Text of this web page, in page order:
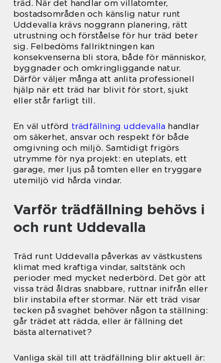
träd. När det handlar om villatomter,
bostadsområden och känslig natur runt
Uddevalla krävs noggrann planering, rätt
utrustning och förståelse för hur träd beter
sig. Felbedöms fallriktningen kan
konsekvenserna bli stora, både för människor,
byggnader och omkringliggande natur.
Därför väljer många att anlita professionell
hjälp när ett träd har blivit för stort, sjukt
eller står farligt till.
En väl utförd trädfällning uddevalla handlar
om säkerhet, ansvar och respekt för både
omgivning och miljö. Samtidigt frigörs
utrymme för nya projekt: en uteplats, ett
garage, mer ljus på tomten eller en tryggare
utemiljö vid hårda vindar.
Varför trädfällning behövs i
och runt Uddevalla
Träd runt Uddevalla påverkas av västkustens
klimat med kraftiga vindar, saltstänk och
perioder med mycket nederbörd. Det gör att
vissa träd åldras snabbare, ruttnar inifrån eller
blir instabila efter stormar. När ett träd visar
tecken på svaghet behöver någon ta ställning:
går trädet att rädda, eller är fällning det
bästa alternativet?
Vanliga skäl till att trädfällning blir aktuell är: